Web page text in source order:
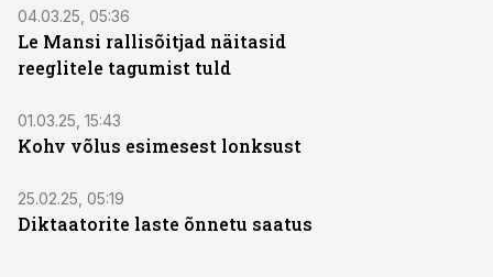
04.03.25, 05:36
Le Mansi rallisõitjad näitasid
reeglitele tagumist tuld
01.03.25, 15:43
Kohv võlus esimesest lonksust
25.02.25, 05:19
Diktaatorite laste õnnetu saatus